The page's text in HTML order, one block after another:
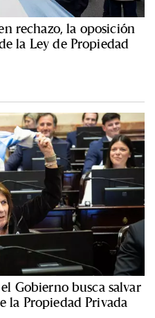
rechazo, la oposición
la Ley de Propiedad
Gobierno busca salvar
la Propiedad Privada